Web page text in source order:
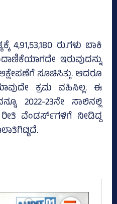
4,91,53,180 ರು.ಗಳು ಬಾಕಿ
ಇರುವುದನ್ನು
ಸೂಚಿಸಿತ್ತು. ಆದರೂ
ಕ್ರಮ ವಹಿಸಿಲ್ಲ. ಈ
2022-23ನೇ ಸಾಲಿನಲ್ಲಿ
ವೆಂಡರ್ಸ್‌ಗಳಿಗೆ ನೀಡಿದ್ದ